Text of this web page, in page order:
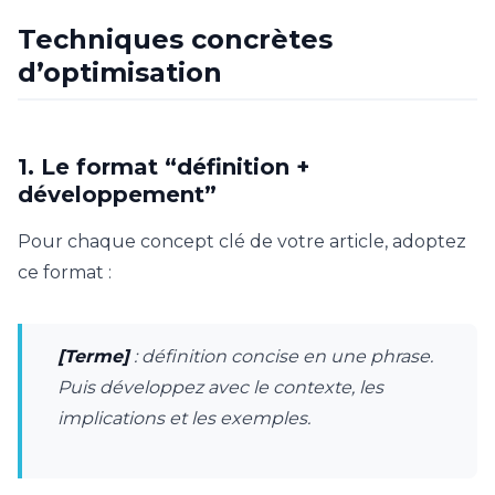
Techniques concrètes
d’optimisation
1. Le format “définition +
développement”
Pour chaque concept clé de votre article, adoptez
ce format :
[Terme]: définition concise en une phrase.
Puis développez avec le contexte, les
implications et les exemples.